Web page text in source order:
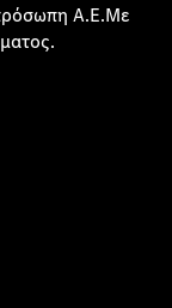
Α.Ε.Με